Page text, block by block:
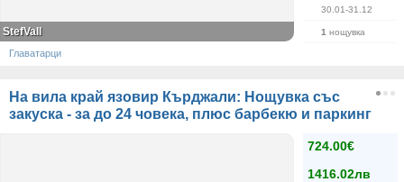
30.01-31.12
1 нощувка
StefVall
Главатарци
На вила край язовир Кърджали: Нощувка със
закуска - за до 24 човека, плюс барбекю и паркинг
724.00€
1416.02лв